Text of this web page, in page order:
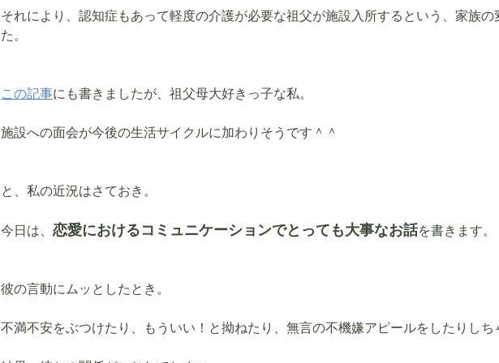
それにより、認知症もあって軽度の介護が必要な祖父が施設入所するという、家族の
た。
この記事にも書きましたが、祖父母大好きっ子な私。
施設への面会が今後の生活サイクルに加わりそうです＾＾
と、私の近況はさておき。
今日は、 恋愛におけるコミュニケーションでとっても大事なお話を書きます。
彼の言動にムッとしたとき。
不満不安をぶつけたり、もういい！と拗ねたり、無言の不機嫌アピールをしたりしち